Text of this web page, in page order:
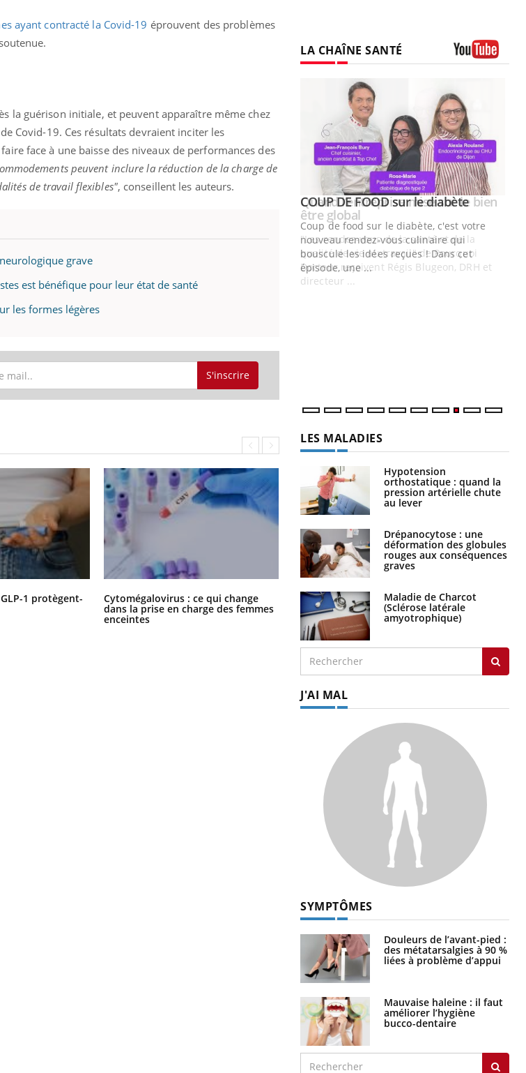
ayant contracté la Covid-19 éprouvent des problèmes
la guérison initiale, et peuvent apparaître même chez
Covid-19. Ces résultats devraient inciter les
face à une baisse des niveaux de performances des
peuvent inclure la réduction de la charge de
de travail flexibles", conseillent les auteurs.
grave
est bénéfique pour leur état de santé
les formes légères
S'inscrire
1 protègent- Cytomégalovirus : ce qui change
dans la prise en charge des femmes
enceintes
La sieste empêche-t-elle de dormir
la nuit ?
LA CHAÎNE SANTÉ
de bilan de
jumeau
Youtube
nouveau rendez-vous culinaire qui
épisode, une ...
Youtube
Quand l’entreprise mise sur le bien
être globalYoutube
"Les rendez-vous de la santé et de la
qualité de vie au travail" de Pourquoi
Docteur reçoivent Régis Blugeon, DRH et
directeur ...
LES MALADIES
Hypotension
orthostatique : quand la
pression artérielle chute
au lever
Drépanocytose : une
déformation des globules
rouges aux conséquences
graves
Maladie de Charcot
(Sclérose latérale
amyotrophique)
J'AI MAL
SYMPTÔMES
Douleurs de l’avant-pied :
des métatarsalgies à 90 %
liées à problème d’appui
Mauvaise haleine : il faut
améliorer l’hygiène
bucco-dentaire